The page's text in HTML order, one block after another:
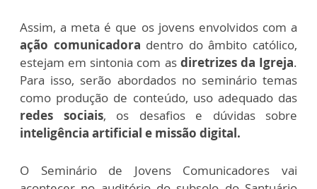
Assim, a meta é que os jovens envolvidos com a
ação comunicadora dentro do âmbito católico,
estejam em sintonia com as diretrizes da Igreja.
Para isso, serão abordados no seminário temas
como produção de conteúdo, uso adequado das
redes sociais, os desafios e dúvidas sobre
inteligência artificial e missão digital.
O Seminário de Jovens Comunicadores vai